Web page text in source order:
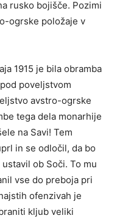
rusko bojišče. Pozimi
ogrske položaje v
1915 je bila obramba
poveljstvom
avstro-ogrske
tega dela monarhije
na Savi! Tem
in se odločil, da bo
ob Soči. To mu
vse do preboja pri
ofenzivah je
kljub veliki